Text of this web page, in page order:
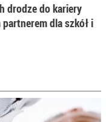
k
:
drodze do kariery
dla szkół i